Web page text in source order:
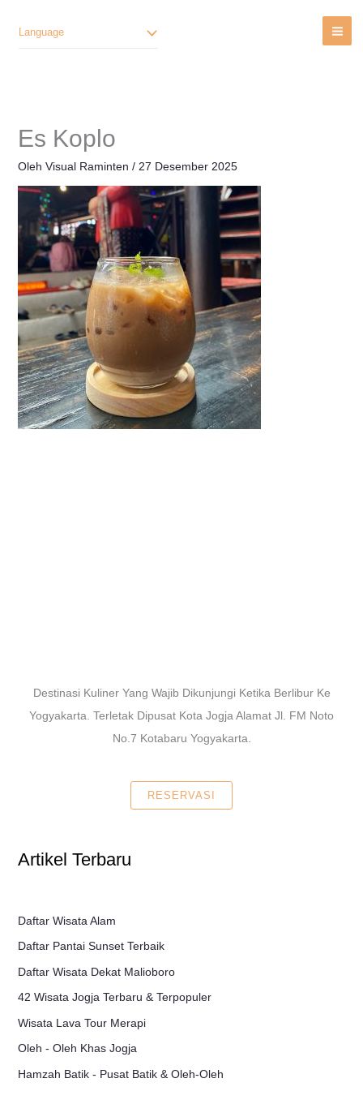
Language
Es Koplo
Oleh Visual Raminten / 27 Desember 2025
Destinasi Kuliner Yang Wajib Dikunjungi Ketika Berlibur Ke
Yogyakarta. Terletak Dipusat Kota Jogja Alamat Jl. FM Noto
No.7 Kotabaru Yogyakarta.
RESERVASI
Artikel Terbaru
Daftar Wisata Alam
Daftar Pantai Sunset Terbaik
Daftar Wisata Dekat Malioboro
42 Wisata Jogja Terbaru & Terpopuler
Wisata Lava Tour Merapi
Oleh - Oleh Khas Jogja
Hamzah Batik - Pusat Batik & Oleh-Oleh